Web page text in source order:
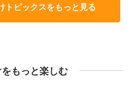
トピックスをもっと見る
もっと楽しむ